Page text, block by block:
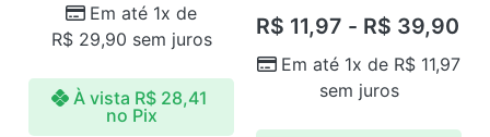
Em até 1x de
R$29,90 sem juros
À vista R$28,41
no Pix
0
de
R$ 11,97 - R$ 39,90
Em até 1x de R$ 11,97
sem juros